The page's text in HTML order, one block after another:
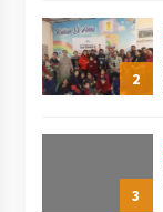
2
3